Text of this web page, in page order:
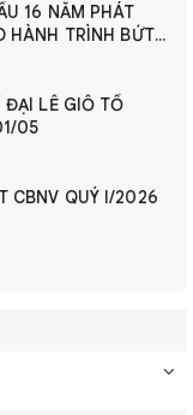
16 NĂM PHÁT
HÀNH TRÌNH BỨT
ĐẠI LỄ GIỖ TỔ
05
CBNV QUÝ I/2026